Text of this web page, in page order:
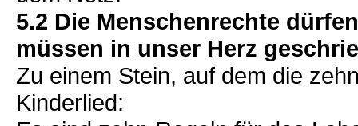
5.2 Die Menschenrechte
müssen in unser Herz
Zu einem Stein, auf dem die
Kinderlied: